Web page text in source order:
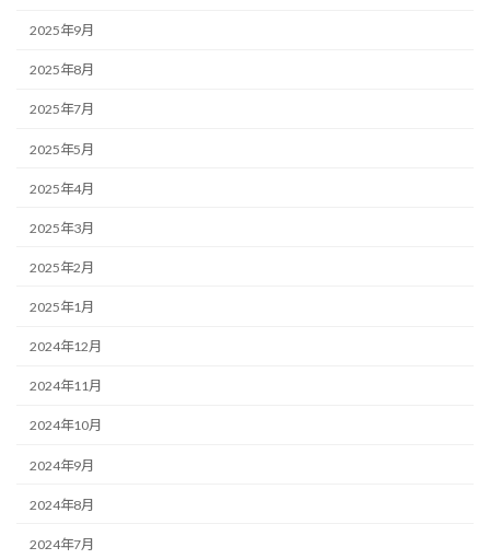
2025年9月
2025年8月
2025年7月
2025年5月
2025年4月
2025年3月
2025年2月
2025年1月
2024年12月
2024年11月
2024年10月
2024年9月
2024年8月
2024年7月